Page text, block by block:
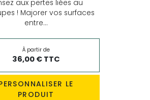
aux pertes liées au
! Majorer vos surfaces
entre...
À partir de
36,00 € TTC
LE
PRODUIT